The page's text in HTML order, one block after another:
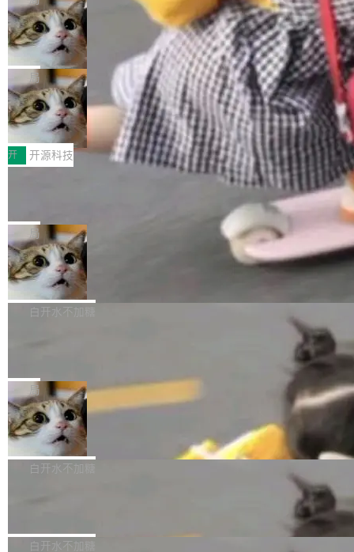
现实 过去两年，CIO们的焦虑清单上多了两项：
一是如何让大模型和智能体应用安全地从PoC走
向生产，二是如何让测试团队跟得上AI应用...
设置，如果用布尔值 + 可空字段来表示——bool
ean 表示是否可切换，nullable 的默认模式、浅
色方案、深色方案——会产生大量无意义的组
合。方案缺了、配置冲突了、全 null 了。要知道
哪些组合有效，作者说，你得靠"文档、校验、或
者部落知识"。 换个写法。Rust 的 enum，两个
变体：Switchable...
个"AI 知识库 + 聊天机器人"——每个大厂都在
做，没什么新鲜的。 但 Kenton Varda 在 Twitte
r 上把事情说清楚了： 今天我们发布了 Cloudfla
re OS，一个带连接器的聊天机器人，跟其他所
有科技公司做的一样。只不过，实际上它不一
样。这是 Sandstorm.io 的重制版，我十年前的
那个创业公司。不同的是，这次它构建在 Cloudf
lare Workers 上——我花了九年时间搭建的平台
——并且深度集成了 AI。这基本上是我十年秘密
Deno 团队开源 Celld，可自托管的分
布式 Durable Objects
Ryan Dahl 领导的 Deno 团队推出了最新开源项
目 Celld，一个能在自己机器上运行 Cloudflare
Workers 和 Durable Objects 的守护进程。 设
计思路很直接：每个对象是一个独立的 SQLite
数据库，按名称寻址，复制到你自己的 S3 兼容
存储库里。节点之间只通过这个存储库协调——
没有控制平面，没有共识协议。每个对象自带一
个小型数据库，应用天然按分片构建，单个数据
库的竞争和爆炸半径问题在设计层面就被消除
了。 闲置的 cell 会休眠到几乎不占资源。当 cel
l 迁移或唤醒时，新宿主从 S3 恢复 SQLite 数据
库继续执行。存储库是持久化的唯一真相...
局
鲁大师7月新机性能/流畅/AI榜：vivo夺
性能、流畅双第一，三星Galaxy Z系列
新折叠缺席
2026年7月的手机市场，由于存储等硬件成本暴
增，手机厂商的日子也不好过啊，新机速度明显
放缓，因此硝烟味淡了许多。新机参数规格除开
高价的三星折叠（三星Galaxy Z Fold8 Ultra / Z
Fold8 / Z Flip8）外，其余要么是中低端机器，
例如iQOO Z11i、REDMI Note 17、REDMI No
te 17 Pro、OPPO K15，要么是vivo X300 E这
样的次旗舰。 Galaxy Z Fold8 Ultra / Z Fold8 /
Z Flip8三款折叠屏新机均在7月22日发布，且全
部搭载骁龙8 Elite Gen5 for Galaxy，它们本该
开 开源科技
Zed 编辑器团队发布了新项目——DeltaDB，一
个在 git commit 之间记录每一次编辑操作的版
本控制系统。目前处于 Early Access 阶段。 De
ltaDB 的核心思路直接写在 landing page 最显
眼的位置：「Software is made between com
mits」——软件是在 commit 之间写出来的。git
是把这段空隙补上。 回退到任何一次编辑：Delt
aDB 捕获 commit 之间的每一次操作，...
局
SpaceXAI 单季资本开支达 183 亿美元
根据风险投资人Tomer Tunguz 博客（VC 分
析）披露的最新分析与第二季度业绩报告，Spac
微软同期总资本开支的四成。 与亚马逊、Alpha
bet、微软以及 Meta 等传统科技巨头相比，Spa
ceXAI的资金消耗速度尤为引人瞩目。然而，支
撑庞大支出的资金来源却呈现出截然不同的面
貌。数据显示，微软和 Meta 主要依托充沛的经
白开水不加糖
一个在终端里运行的编程 agent；Muse Spark
1.2，驱动这个 agent 的新模型。一句话概括：
你可以用 curl -fsSL https://dev.meta.ai/install.
sh | bash 安装一个能在大项目里自动规划、写
代码、验证结果的 AI 终端工具。 据介绍，Muse
个主 agent 循环，外加一组后台 agent。这些后
局
美团开源 LoHoSearch，用知识图谱校
准 AI 能力认知
机器出题的前提，是让机器拥有全局视野。整个
构建流程可以分为四个环节：建图 → 控制难度
白开水不加糖
库，并将作为transport接入Mooncake TENT。
白开水不加糖